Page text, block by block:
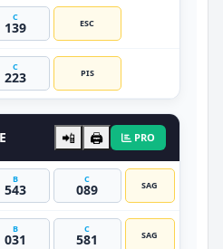
C
139 ESC
C
223 PIS
📲 🖨️ PRO
B
543
C
089 SAG
B
031
C
581 SAG